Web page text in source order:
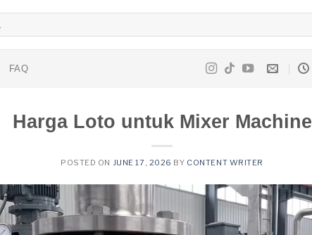
FAQ
Harga Loto untuk Mixer Machine
POSTED ON JUNE 17, 2026 BY CONTENT WRITER